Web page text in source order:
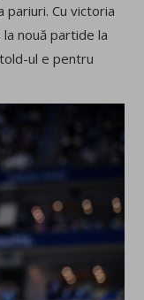
Cu victoria
la nouă partide la
ul e pentru